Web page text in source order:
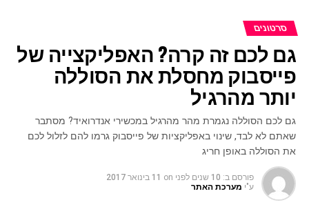
סרטונים
גם לכם זה קרה? האפליקצייה של
פייסבוק מחסלת את הסוללה
יותר מהרגיל
גם לכם הסוללה נגמרת מהר מהרגיל במכשירי אנדרואיד? מסתבר
שאתם לא לבד, שינוי באפליקציות של פייסבוק גרמו להם לזלול לכם
את הסוללה באופן חריג
פורסם ב: 10 שנים לפני on 11 בינואר 2017
ע"י מערכת האתר